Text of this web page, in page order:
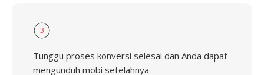
3
Tunggu proses konversi selesai dan Anda dapat
mengunduh mobi setelahnya